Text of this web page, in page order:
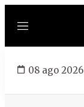
Menú
08 ago 2026